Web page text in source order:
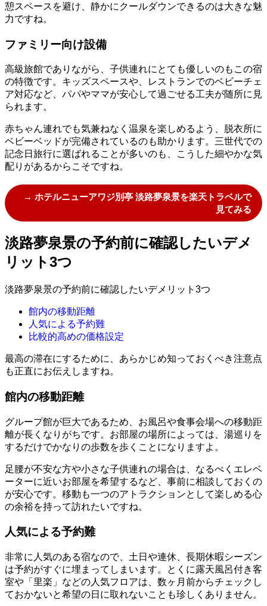
憩スペースを避け、静かにクールダウンできるのは大きな魅
力ですね。
ファミリー向け設備
高級旅館でありながら、子供連れにとても優しいのもこの宿
の特徴です。キッズスペースや、レストランでのベビーチェ
ア対応など、パパやママが安心して過ごせる工夫が随所に見
られます。
赤ちゃん連れでも気兼ねなく温泉を楽しめるよう、脱衣所に
ベビーベッドが完備されているのも助かります。三世代での
記念日旅行に選ばれることが多いのも、こうした細やかな気
配りがあるからこそですね。
→ ホテルニューアワジ別亭 淡路夢泉景を楽天トラベルで
見てみる
淡路夢泉景の予約前に確認したいデメ
リット3つ
淡路夢泉景の予約前に確認したいデメリット3つ
館内の移動距離
人気による予約難
比較的高めの価格設定
最高の滞在にするために、あらかじめ知っておくべき注意点
も正直にお伝えしますね。
館内の移動距離
グループ館が巨大であるため、お風呂や食事会場への移動距
離が長くなりがちです。お部屋の場所によっては、湯巡りを
するだけでかなりの歩数を歩くことになりますよ。
足腰が不安な方や小さな子供連れの場合は、なるべくエレベ
ーターに近いお部屋を希望するなど、事前に相談しておくの
が安心です。移動も一つのアトラクションとして楽しめる心
の余裕を持って訪れたいですね。
人気による予約難
非常に人気のある宿なので、土日や連休、長期休暇シーズン
は予約がすぐに埋まってしまいます。とくに露天風呂付き客
室や「里楽」などの人気フロアは、数ヶ月前からチェックし
ておかないと希望の日に取れないことも珍しくありません。